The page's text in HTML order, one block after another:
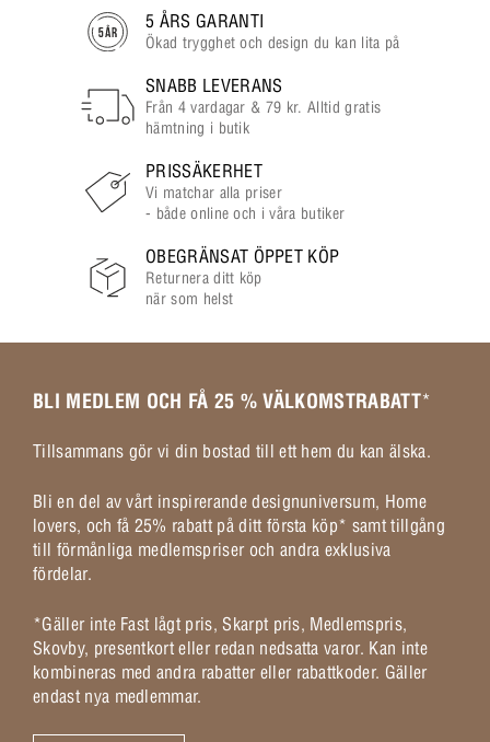
5 ÅRS GARANTI
Ökad trygghet och design du kan lita på
SNABB LEVERANS
Från 4 vardagar & 79 kr. Alltid gratis
hämtning i butik
PRISSÄKERHET
Vi matchar alla priser
- både online och i våra butiker
OBEGRÄNSAT ÖPPET KÖP
Returnera ditt köp
när som helst
BLI MEDLEM OCH FÅ 25 % VÄLKOMSTRABATT*
Tillsammans gör vi din bostad till ett hem du kan älska.
Bli en del av vårt inspirerande designuniversum, Home
lovers, och få 25% rabatt på ditt första köp* samt tillgång
till förmånliga medlemspriser och andra exklusiva
fördelar.
*Gäller inte Fast lågt pris, Skarpt pris, Medlemspris,
Skovby, presentkort eller redan nedsatta varor. Kan inte
kombineras med andra rabatter eller rabattkoder. Gäller
endast nya medlemmar.